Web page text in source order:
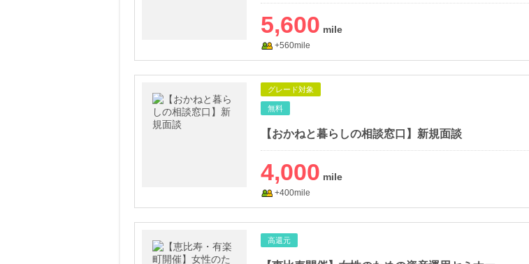
5,600
+560mile
グレード対象
無料
【おかねと暮らしの相談窓口】新規面談
4,000
+400mile
高還元